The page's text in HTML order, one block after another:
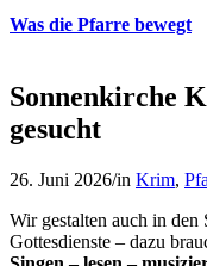
Was die Pfarre bewegt
Sonnenkirche
gesucht
26. Juni 2026/in Krim,
Wir gestalten auch in den
Gottesdienste – dazu